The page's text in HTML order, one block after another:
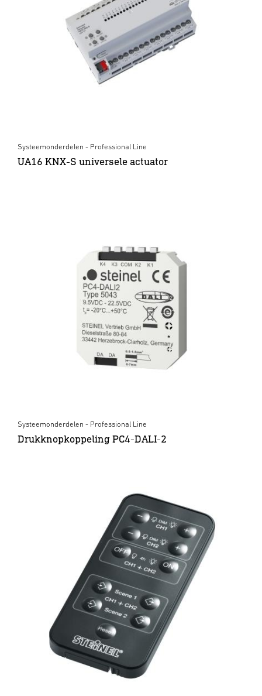
Systeemonderdelen - Professional Line
UA16 KNX-S universele actuator
Systeemonderdelen - Professional Line
Drukknopkoppeling PC4-DALI-2